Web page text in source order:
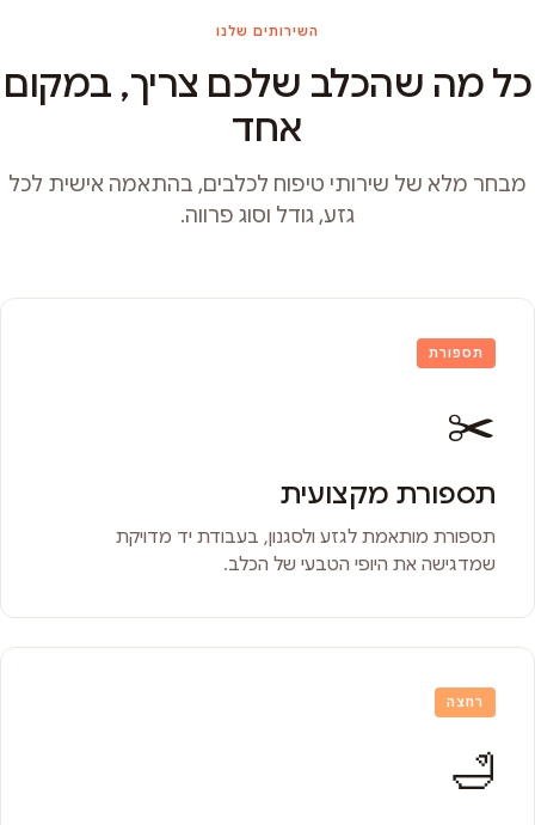
השירותים שלנו
כל מה שהכלב שלכם צריך, במקום
אחד
מבחר מלא של שירותי טיפוח לכלבים, בהתאמה אישית לכל
גזע, גודל וסוג פרווה.
תספורת
✂️
תספורת מקצועית
תספורת מותאמת לגזע ולסגנון, בעבודת יד מדויקת
שמדגישה את היופי הטבעי של הכלב.
רחצה
🛁